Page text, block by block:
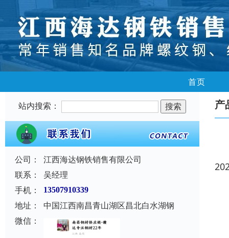
首页
站内搜索：
公司：
江西海达钢铁销售有限公司
联系：
吴经理
手机：
13507910339
地址：
中国江西南昌青山湖区昌北白水湖钢
微信：
产